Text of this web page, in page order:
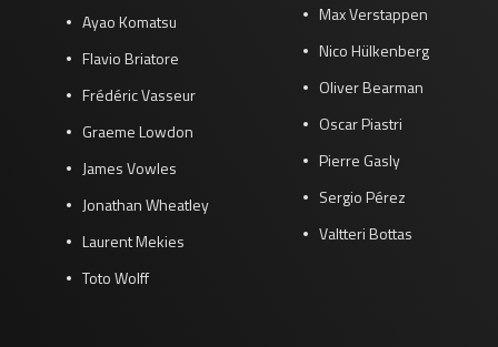
Ayao Komatsu
Flavio Briatore
Frédéric Vasseur
Graeme Lowdon
James Vowles
Jonathan Wheatley
Laurent Mekies
Toto Wolff
Max Verstappen
Nico Hülkenberg
Oliver Bearman
Oscar Piastri
Pierre Gasly
Sergio Pérez
Valtteri Bottas